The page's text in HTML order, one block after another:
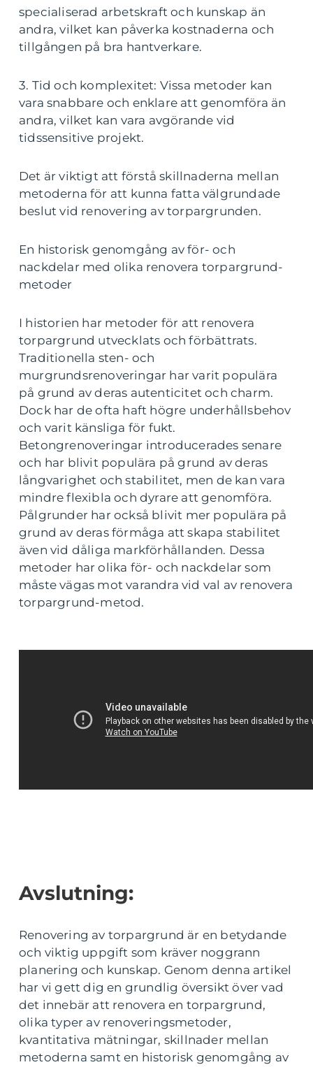
specialiserad arbetskraft och kunskap än
andra, vilket kan påverka kostnaderna och
tillgången på bra hantverkare.
3. Tid och komplexitet: Vissa metoder kan
vara snabbare och enklare att genomföra än
andra, vilket kan vara avgörande vid
tidssensitive projekt.
Det är viktigt att förstå skillnaderna mellan
metoderna för att kunna fatta välgrundade
beslut vid renovering av torpargrunden.
En historisk genomgång av för- och
nackdelar med olika renovera torpargrund-
metoder
I historien har metoder för att renovera
torpargrund utvecklats och förbättrats.
Traditionella sten- och
murgrundsrenoveringar har varit populära
på grund av deras autenticitet och charm.
Dock har de ofta haft högre underhållsbehov
och varit känsliga för fukt.
Betongrenoveringar introducerades senare
och har blivit populära på grund av deras
långvarighet och stabilitet, men de kan vara
mindre flexibla och dyrare att genomföra.
Pålgrunder har också blivit mer populära på
grund av deras förmåga att skapa stabilitet
även vid dåliga markförhållanden. Dessa
metoder har olika för- och nackdelar som
måste vägas mot varandra vid val av renovera
torpargrund-metod.
Avslutning:
Renovering av torpargrund är en betydande
och viktig uppgift som kräver noggrann
planering och kunskap. Genom denna artikel
har vi gett dig en grundlig översikt över vad
det innebär att renovera en torpargrund,
olika typer av renoveringsmetoder,
kvantitativa mätningar, skillnader mellan
metoderna samt en historisk genomgång av